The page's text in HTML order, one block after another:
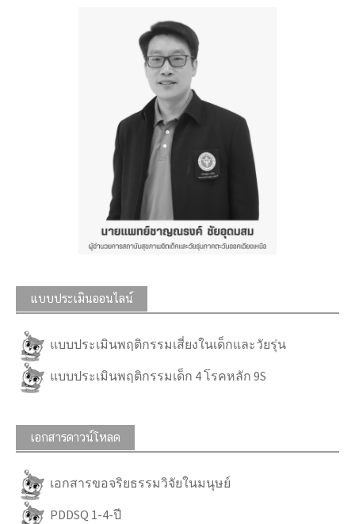
แบบประเมินออนไลน์
แบบประเมินพฤติกรรมเสี่ยงในเด็กและวัยรุ่น
แบบประเมินพฤติกรรมเด็ก 4 โรคหลัก 9S
เอกสารดาวน์โหลด
เอกสารขอจริยธรรมวิจัยในมนุษย์
PDDSQ 1-4-ปี